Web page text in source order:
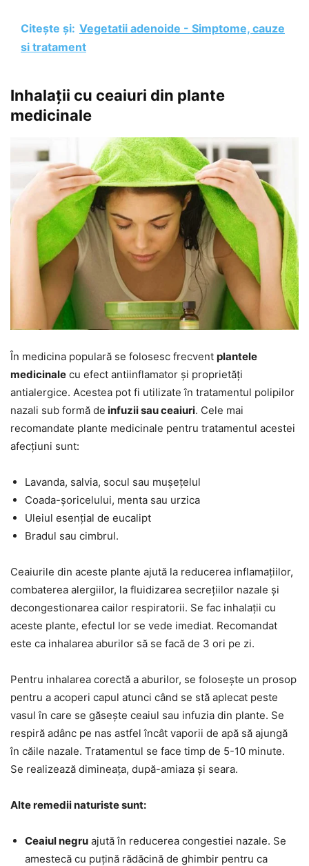
Citește și: Vegetatii adenoide - Simptome, cauze
si tratament
Inhalații cu ceaiuri din plante
medicinale
În medicina populară se folosesc frecvent plantele
medicinale cu efect antiinflamator și proprietăți
antialergice. Acestea pot fi utilizate în tratamentul polipilor
nazali sub formă de infuzii sau ceaiuri. Cele mai
recomandate plante medicinale pentru tratamentul acestei
afecțiuni sunt:
Lavanda, salvia, socul sau mușețelul
Coada-șoricelului, menta sau urzica
Uleiul esențial de eucalipt
Bradul sau cimbrul.
Ceaiurile din aceste plante ajută la reducerea inflamațiilor,
combaterea alergiilor, la fluidizarea secrețiilor nazale și
decongestionarea cailor respiratorii. Se fac inhalații cu
aceste plante, efectul lor se vede imediat. Recomandat
este ca inhalarea aburilor să se facă de 3 ori pe zi.
Pentru inhalarea corectă a aburilor, se folosește un prosop
pentru a acoperi capul atunci când se stă aplecat peste
vasul în care se găsește ceaiul sau infuzia din plante. Se
respiră adânc pe nas astfel încât vaporii de apă să ajungă
în căile nazale. Tratamentul se face timp de 5-10 minute.
Se realizează dimineața, după-amiaza și seara.
Alte remedii naturiste sunt:
Ceaiul negru ajută în reducerea congestiei nazale. Se
amestecă cu puțină rădăcină de ghimbir pentru ca